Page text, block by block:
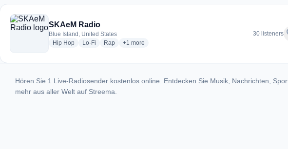
1 Radiosender aus Blue Island
SKAeM Radio
Blue Island, United States
Hip Hopradio stations
Lo-Fi radio stations
Rapradio stations
+1 more genres for SKAeM Radio
more
30 listeners
Hören Sie 1 Live-Radiosender kostenlos online. Entdecken Sie Musik, Nachrichten,
mehr aus aller Welt auf Streema.